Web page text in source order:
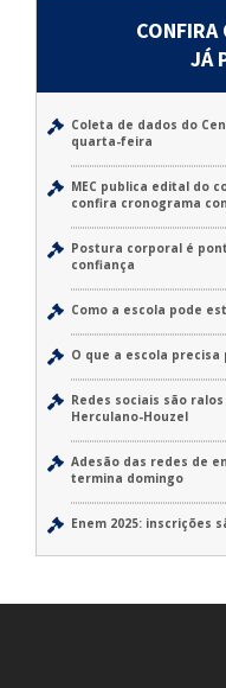
JÁ
Coleta de dados do
quarta-feira
MEC publica edital do
confira cronograma
Postura corporal é
confiança
Como a escola pode
O que a escola
Redes sociais são
Herculano-Houzel
Adesão das redes de
termina domingo
Enem 2025: inscrições